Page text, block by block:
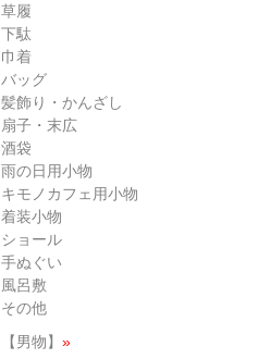
草履
下駄
巾着
バッグ
髪飾り・かんざし
扇子・末広
酒袋
雨の日用小物
キモノカフェ用小物
着装小物
ショール
手ぬぐい
風呂敷
その他
【男物】 »